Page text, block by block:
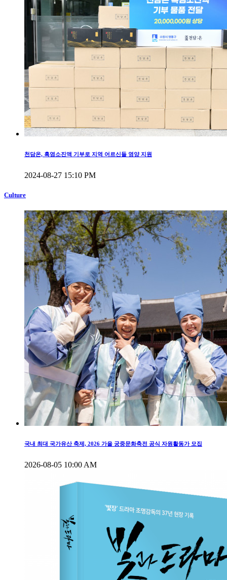
천담온, 흑염소진액 기부로 지역 어르신들 영양 지원
2024-08-27 15:10 PM
Culture
국내 최대 국가유산 축제, 2026 가을 궁중문화축전 공식 자원활동가 모집
2026-08-05 10:00 AM